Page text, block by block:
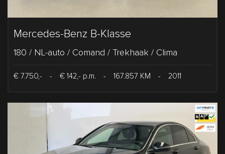
Mercedes-Benz B-Klasse
180 / NL-auto / Comand / Trekhaak / Clima
€ 7.750,- - € 142,- p.m. - 167.857 KM - 2011